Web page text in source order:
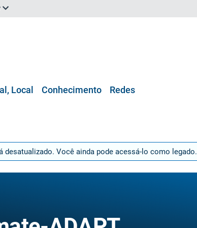
Local Conhecimento Redes
Você ainda pode acessá-lo como legado.